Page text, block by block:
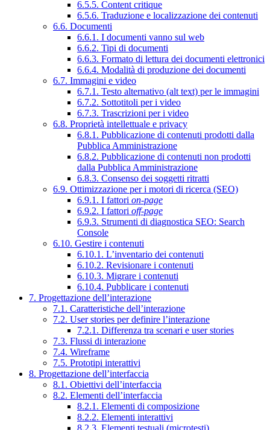
6.5.5. Content critique
6.5.6. Traduzione e localizzazione dei contenuti
6.6. Documenti
6.6.1. I documenti vanno sul web
6.6.2. Tipi di documenti
6.6.3. Formato di lettura dei documenti elettronici
6.6.4. Modalità di produzione dei documenti
6.7. Immagini e video
6.7.1. Testo alternativo (alt text) per le immagini
6.7.2. Sottotitoli per i video
6.7.3. Trascrizioni per i video
6.8. Proprietà intellettuale e privacy
6.8.1. Pubblicazione di contenuti prodotti dalla
Pubblica Amministrazione
6.8.2. Pubblicazione di contenuti non prodotti
dalla Pubblica Amministrazione
6.8.3. Consenso dei soggetti ritratti
6.9. Ottimizzazione per i motori di ricerca (SEO)
6.9.1. I fattori on-page
6.9.2. I fattori off-page
6.9.3. Strumenti di diagnostica SEO: Search
Console
6.10. Gestire i contenuti
6.10.1. L’inventario dei contenuti
6.10.2. Revisionare i contenuti
6.10.3. Migrare i contenuti
6.10.4. Pubblicare i contenuti
7. Progettazione dell’interazione
7.1. Caratteristiche dell’interazione
7.2. User stories per definire l’interazione
7.2.1. Differenza tra scenari e user stories
7.3. Flussi di interazione
7.4. Wireframe
7.5. Prototipi interattivi
8. Progettazione dell’interfaccia
8.1. Obiettivi dell’interfaccia
8.2. Elementi dell’interfaccia
8.2.1. Elementi di composizione
8.2.2. Elementi interattivi
8.2.3. Elementi testuali (microtesti)